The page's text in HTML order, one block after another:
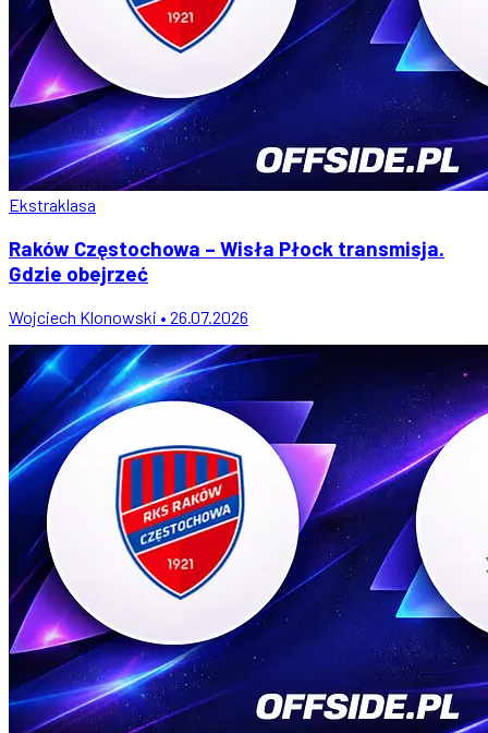
Ekstraklasa
Raków Częstochowa – Wisła Płock transmisja.
Gdzie obejrzeć
Wojciech Klonowski • 26.07.2026